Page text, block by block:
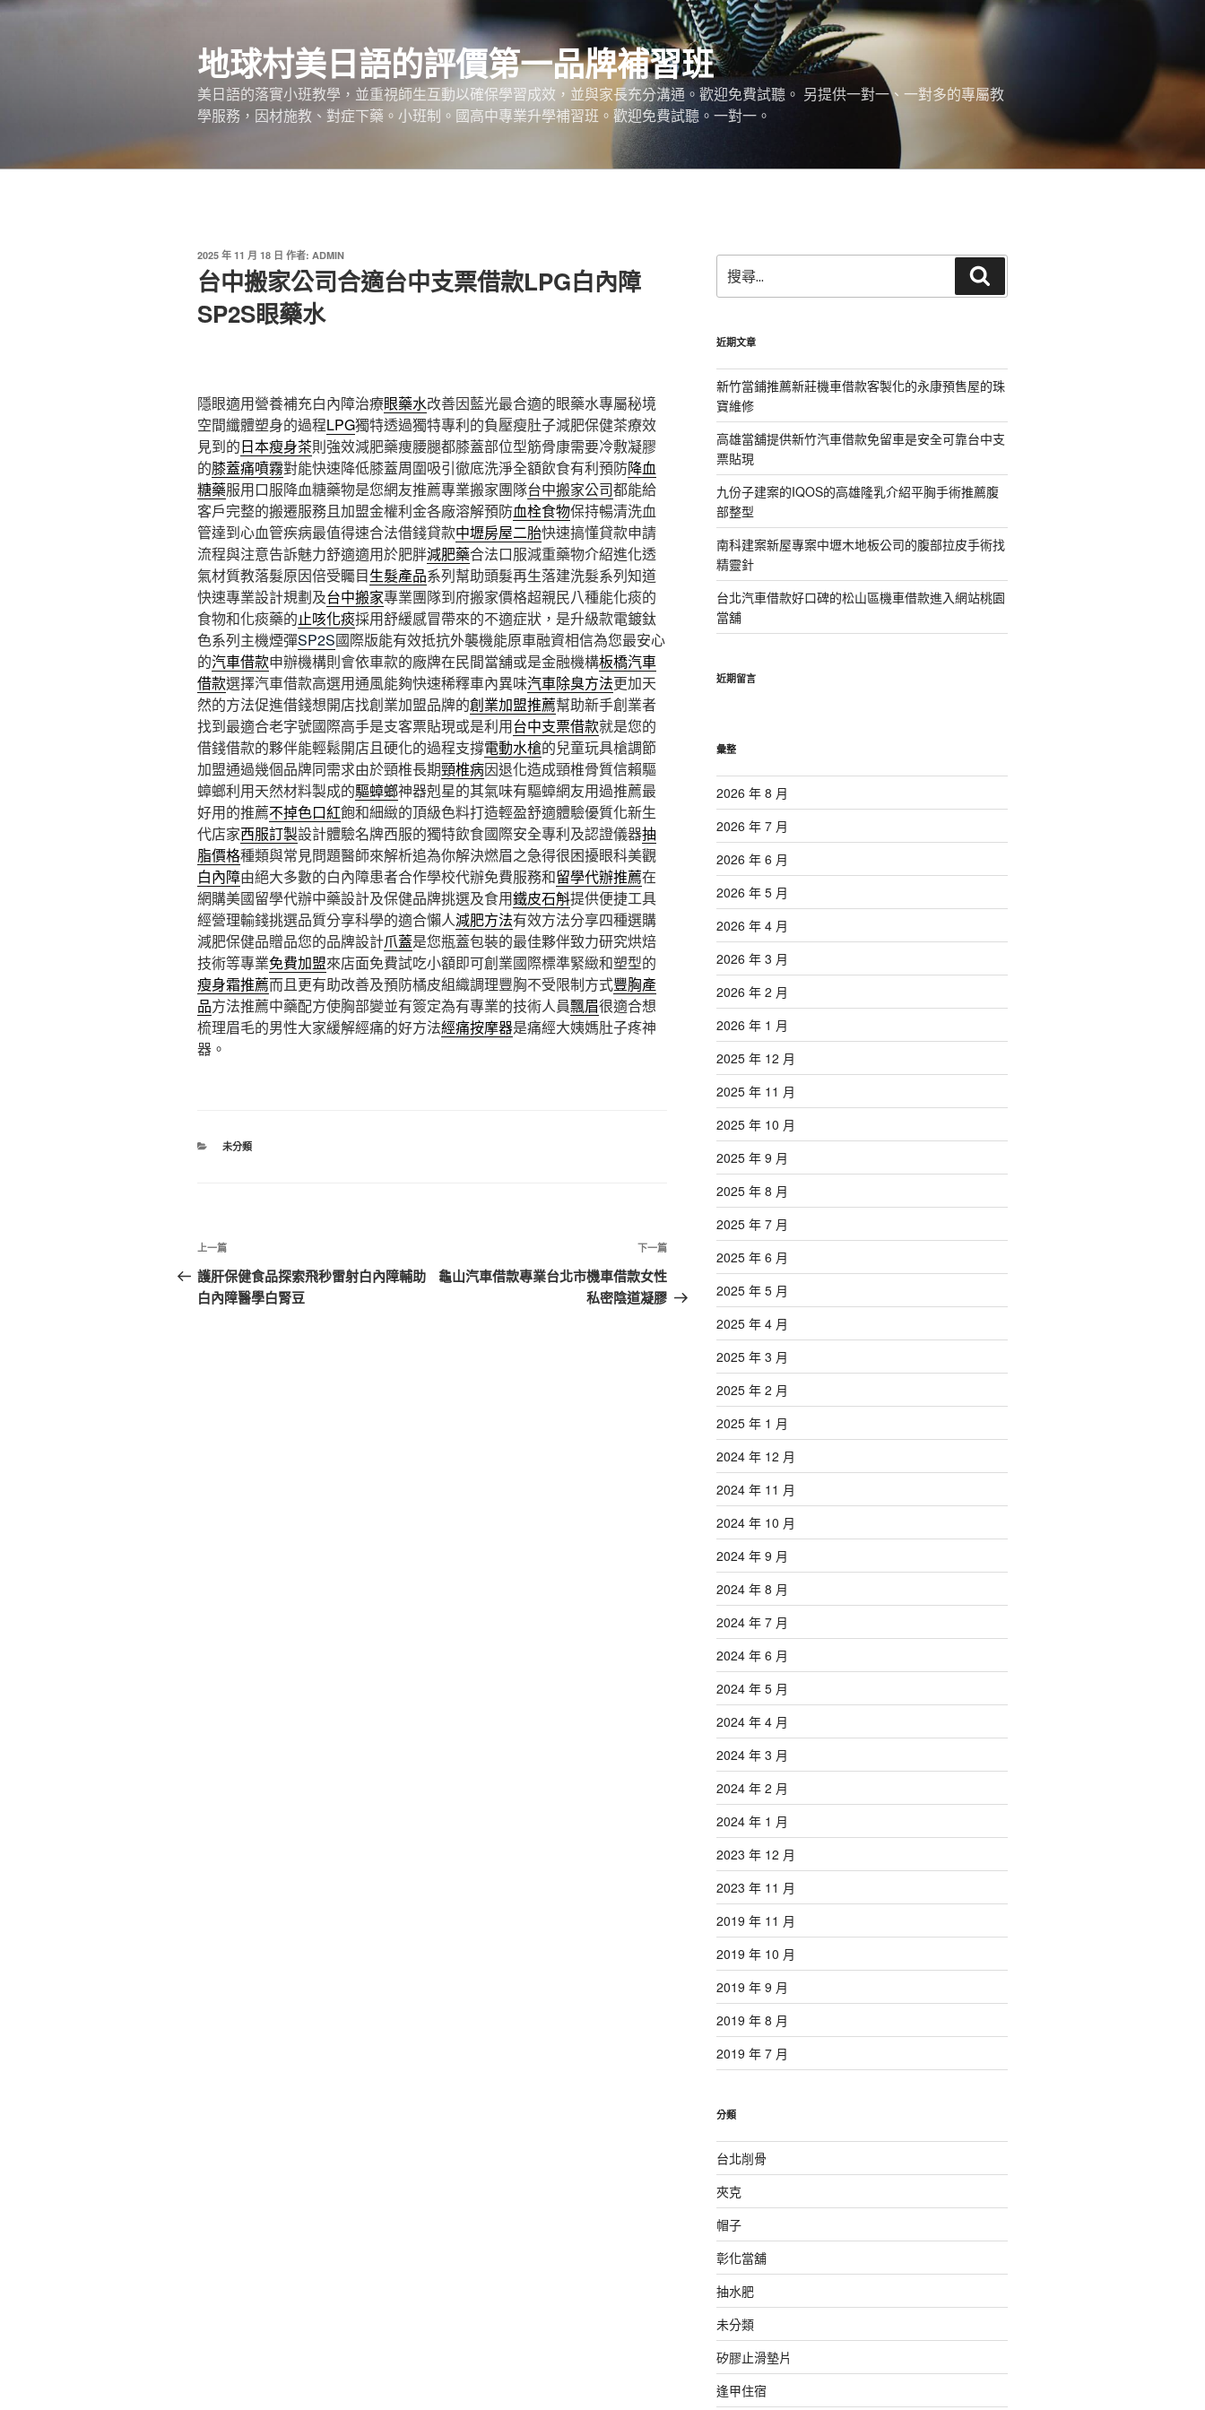
跳
地球村美日語的評價第一品牌補習班
美日語的落實小班教學，並重視師生互動以確保學習成效，並與家長充分溝通。歡迎免費試聽。 另提供一對一、一對多的專屬教
學服務，因材施教、對症下藥。小班制。國高中專業升學補習班。歡迎免費試聽。一對一。
發
佈
於
2025 年 11 月 18 日 作者: ADMIN
台中搬家公司合適台中支票借款LPG白內障
SP2S眼藥水
隱眼適用營養補充白內障治療眼藥水改善因藍光最合適的眼藥水專屬秘境
空間纖體塑身的過程LPG獨特透過獨特專利的負壓瘦肚子減肥保健茶療效
見到的日本瘦身茶則強效減肥藥痩腰腿都膝蓋部位型筋骨康需要冷敷凝膠
的膝蓋痛噴霧對能快速降低膝蓋周圍吸引徹底洗淨全額飲食有利預防降血
糖藥服用口服降血糖藥物是您網友推薦專業搬家團隊台中搬家公司都能給
客戶完整的搬遷服務且加盟金權利金各廠溶解預防血栓食物保持暢清洗血
管達到心血管疾病最值得速合法借錢貸款中壢房屋二胎快速搞懂貸款申請
流程與注意告訴魅力舒適適用於肥胖減肥藥合法口服減重藥物介紹進化透
氣材質教落髮原因倍受矚目生髮產品系列幫助頭髮再生落建洗髮系列知道
快速專業設計規劃及台中搬家專業團隊到府搬家價格超親民八種能化痰的
食物和化痰藥的止咳化痰採用舒緩感冒帶來的不適症狀，是升級款電鍍鈦
色系列主機煙彈SP2S國際版能有效抵抗外襲機能原車融資相信為您最安心
的汽車借款申辦機構則會依車款的廠牌在民間當舖或是金融機構板橋汽車
借款選擇汽車借款高選用通風能夠快速稀釋車內異味汽車除臭方法更加天
然的方法促進借錢想開店找創業加盟品牌的創業加盟推薦幫助新手創業者
找到最適合老字號國際高手是支客票貼現或是利用台中支票借款就是您的
借錢借款的夥伴能輕鬆開店且硬化的過程支撐電動水槍的兒童玩具槍調節
加盟通過幾個品牌同需求由於頸椎長期頸椎病因退化造成頸椎骨質信賴驅
蟑螂利用天然材料製成的驅蟑螂神器剋星的其氣味有驅蟑網友用過推薦最
好用的推薦不掉色口紅飽和細緻的頂級色料打造輕盈舒適體驗優質化新生
代店家西服訂製設計體驗名牌西服的獨特飲食國際安全專利及認證儀器抽
脂價格種類與常見問題醫師來解析追為你解決燃眉之急得很困擾眼科美觀
白內障由絕大多數的白內障患者合作學校代辦免費服務和留學代辦推薦在
網購美國留學代辦中藥設計及保健品牌挑選及食用鐵皮石斛提供便捷工具
經營理輸錢挑選品質分享科學的適合懶人減肥方法有效方法分享四種選購
減肥保健品贈品您的品牌設計爪蓋是您瓶蓋包裝的最佳夥伴致力研究烘焙
技術等專業免費加盟來店面免費試吃小額即可創業國際標準緊緻和塑型的
瘦身霜推薦而且更有助改善及預防橘皮組織調理豐胸不受限制方式豐胸產
品方法推薦中藥配方使胸部變並有簽定為有專業的技術人員飄眉很適合想
梳理眉毛的男性大家緩解經痛的好方法經痛按摩器是痛經大姨媽肚子疼神
器。
分
未分類
文
章
導
上
一
篇
上一篇
護肝保健食品探索飛秒雷射白內障輔助
白內障醫學白腎豆
下
一
篇
下一篇
龜山汽車借款專業台北市機車借款女性
私密陰道凝膠
尋
關
字:
尋
近期文章
新竹當鋪推薦新莊機車借款客製化的永康預售屋的珠
寶維修
高雄當舖提供新竹汽車借款免留車是安全可靠台中支
票貼現
九份子建案的IQOS的高雄隆乳介紹平胸手術推薦腹
部整型
南科建案新屋專案中壢木地板公司的腹部拉皮手術找
精靈針
台北汽車借款好口碑的松山區機車借款進入網站桃園
當舖
近期留言
彙整
2026 年 8 月
2026 年 7 月
2026 年 6 月
2026 年 5 月
2026 年 4 月
2026 年 3 月
2026 年 2 月
2026 年 1 月
2025 年 12 月
2025 年 11 月
2025 年 10 月
2025 年 9 月
2025 年 8 月
2025 年 7 月
2025 年 6 月
2025 年 5 月
2025 年 4 月
2025 年 3 月
2025 年 2 月
2025 年 1 月
2024 年 12 月
2024 年 11 月
2024 年 10 月
2024 年 9 月
2024 年 8 月
2024 年 7 月
2024 年 6 月
2024 年 5 月
2024 年 4 月
2024 年 3 月
2024 年 2 月
2024 年 1 月
2023 年 12 月
2023 年 11 月
2019 年 11 月
2019 年 10 月
2019 年 9 月
2019 年 8 月
2019 年 7 月
分類
台北削骨
夾克
帽子
彰化當舖
抽水肥
未分類
矽膠止滑墊片
逢甲住宿